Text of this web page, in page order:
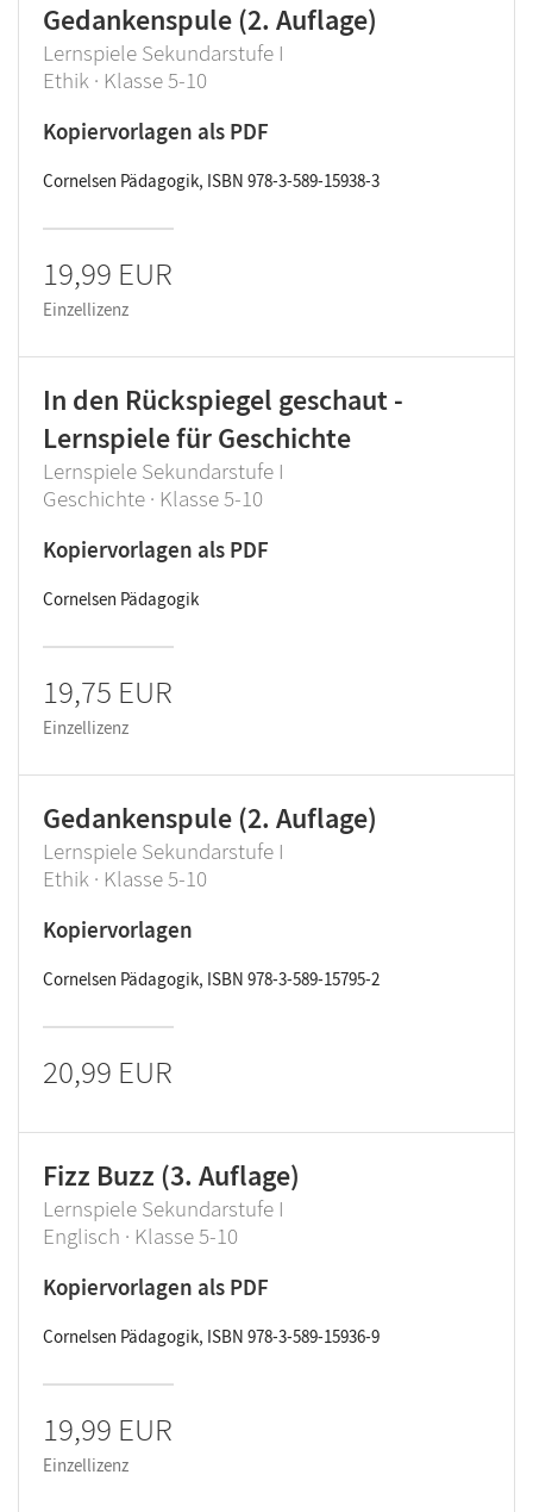
Gedankenspule (2. Auflage)
Lernspiele Sekundarstufe I
Ethik · Klasse 5-10
Kopiervorlagen als PDF
Cornelsen Pädagogik, ISBN 978-3-589-15938-3
19,99 EUR
Einzellizenz
In den Rückspiegel geschaut -
Lernspiele für Geschichte
Lernspiele Sekundarstufe I
Geschichte · Klasse 5-10
Kopiervorlagen als PDF
Cornelsen Pädagogik
19,75 EUR
Einzellizenz
Gedankenspule (2. Auflage)
Lernspiele Sekundarstufe I
Ethik · Klasse 5-10
Kopiervorlagen
Cornelsen Pädagogik, ISBN 978-3-589-15795-2
20,99 EUR
Fizz Buzz (3. Auflage)
Lernspiele Sekundarstufe I
Englisch · Klasse 5-10
Kopiervorlagen als PDF
Cornelsen Pädagogik, ISBN 978-3-589-15936-9
19,99 EUR
Einzellizenz